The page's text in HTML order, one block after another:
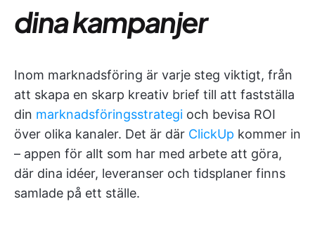
dina kampanjer
Inom marknadsföring är varje steg viktigt, från
att skapa en skarp kreativ brief till att fastställa
din marknadsföringsstrategi och bevisa ROI
över olika kanaler. Det är där ClickUp kommer in
– appen för allt som har med arbete att göra,
där dina idéer, leveranser och tidsplaner finns
samlade på ett ställe.